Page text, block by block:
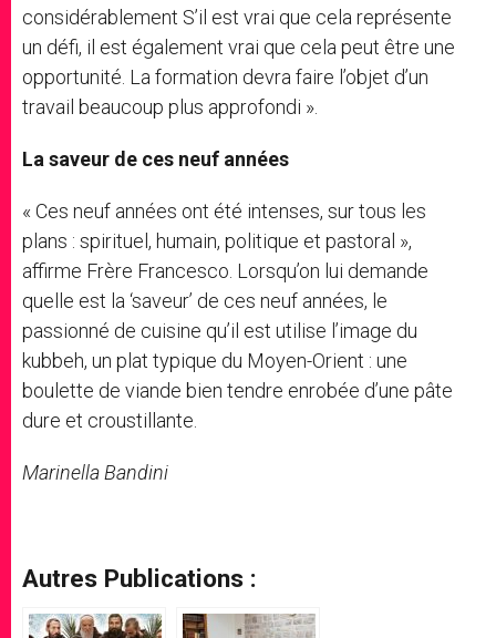
considérablement S’il est vrai que cela représente
un défi, il est également vrai que cela peut être une
opportunité. La formation devra faire l’objet d’un
travail beaucoup plus approfondi ».
La saveur de ces neuf années
« Ces neuf années ont été intenses, sur tous les
plans : spirituel, humain, politique et pastoral »,
affirme Frère Francesco. Lorsqu’on lui demande
quelle est la ‘saveur’ de ces neuf années, le
passionné de cuisine qu’il est utilise l’image du
kubbeh, un plat typique du Moyen-Orient : une
boulette de viande bien tendre enrobée d’une pâte
dure et croustillante.
Marinella Bandini
Autres Publications :